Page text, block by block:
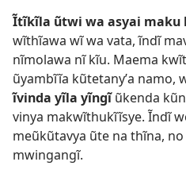
Ĩtĩkĩla ũtwi wa asyai maku
wĩthĩawa wĩ wa vata, ĩndĩ
nĩmolawa nĩ kĩu. Maema
ũyambĩĩa kũtetanyʼa namo,
ĩvinda yĩla yĩngĩũkenda
vinya makwĩthukĩĩsye. Ĩndĩ
meũkũtavya ũte na thĩna,
mwingangĩ.